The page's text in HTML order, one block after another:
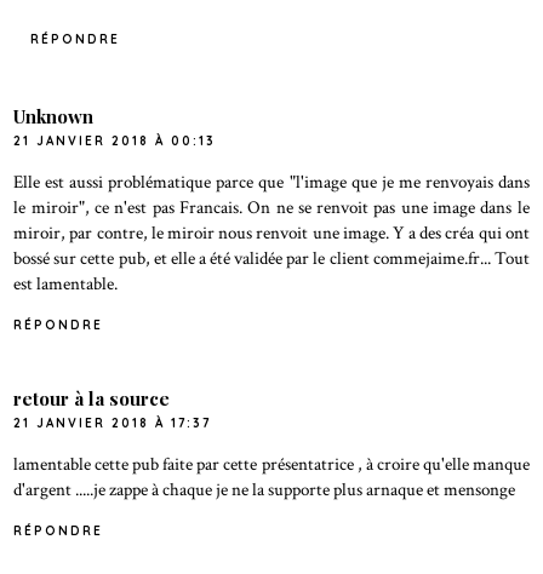
RÉPONDRE
Unknown
21 JANVIER 2018 À 00:13
Elle est aussi problématique parce que "l'image que je me renvoyais dans
le miroir", ce n'est pas Francais. On ne se renvoit pas une image dans le
miroir, par contre, le miroir nous renvoit une image. Y a des créa qui ont
bossé sur cette pub, et elle a été validée par le client commejaime.fr... Tout
est lamentable.
RÉPONDRE
retour à la source
21 JANVIER 2018 À 17:37
lamentable cette pub faite par cette présentatrice , à croire qu'elle manque
d'argent .....je zappe à chaque je ne la supporte plus arnaque et mensonge
RÉPONDRE